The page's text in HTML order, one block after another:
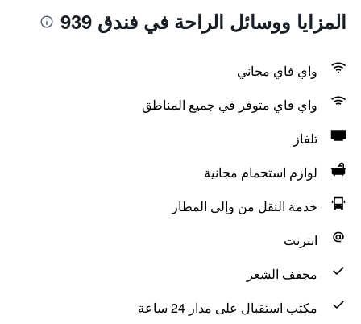
المزايا ووسائل الراحة في فندق 939
واي فاي مجاني
واي فاي متوفر في جميع المناطق
تلفاز
لوازم استحمام مجانية
خدمة النقل من وإلى المطار
انترنت
مجفف الشعر
مكتب استقبال على مدار 24 ساعة